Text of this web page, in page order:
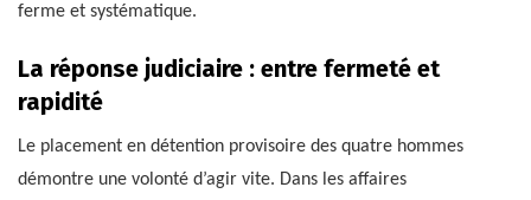
ferme et systématique.
La réponse judiciaire : entre fermeté et
rapidité
Le placement en détention provisoire des quatre hommes
démontre une volonté d’agir vite. Dans les affaires